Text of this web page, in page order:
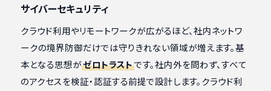
サイバーセキュリティ
クラウド利用やリモートワークが広がるほど、社内ネットワ
ークの境界防御だけでは守りきれない領域が増えます。基
本となる思想がゼロトラストです。社内外を問わず、すべて
のアクセスを検証・認証する前提で設計します。クラウド利